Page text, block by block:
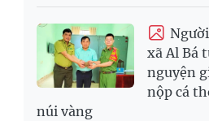
xã Al Bá
nguyện
nộp cá
núi vàng